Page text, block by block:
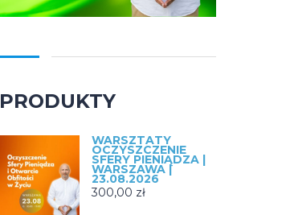
PRODUKTY
WARSZTATY
OCZYSZCZENIE
SFERY PIENIĄDZA |
WARSZAWA |
23.08.2026
300,00 zł